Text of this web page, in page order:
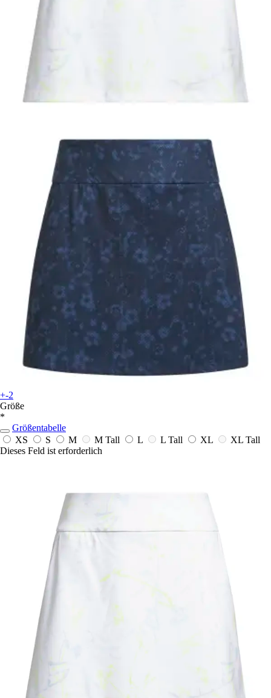
+-2
Größe
*
Größentabelle
XS
S M M Tall L L Tall XL
XL Tall
Dieses Feld ist erforderlich